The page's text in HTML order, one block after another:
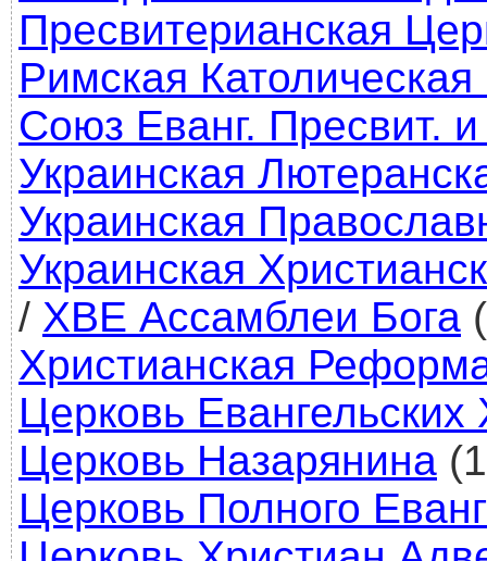
Пресвитерианская
Римская
Союз Еванг. Пресвит.
Украинская
Украинская
Украинская
/ ХВЕ Ассамблеи Бога
Христианская
Церковь
Церковь Назарянина
Церковь Полного